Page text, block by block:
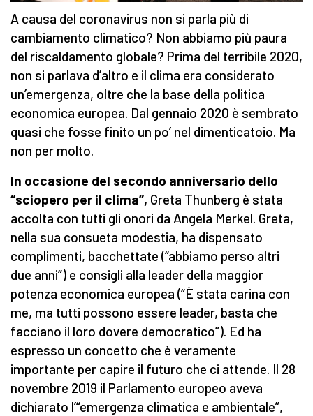
A causa del coronavirus non si parla più di
cambiamento climatico? Non abbiamo più paura
del riscaldamento globale? Prima del terribile 2020,
non si parlava d’altro e il clima era considerato
un’emergenza, oltre che la base della politica
economica europea. Dal gennaio 2020 è sembrato
quasi che fosse finito un po’ nel dimenticatoio. Ma
non per molto.
In occasione del secondo anniversario dello
“sciopero per il clima”, Greta Thunberg è stata
accolta con tutti gli onori da Angela Merkel. Greta,
nella sua consueta modestia, ha dispensato
complimenti, bacchettate (“abbiamo perso altri
due anni”) e consigli alla leader della maggior
potenza economica europea (“È stata carina con
me, ma tutti possono essere leader, basta che
facciano il loro dovere democratico”). Ed ha
espresso un concetto che è veramente
importante per capire il futuro che ci attende. Il 28
novembre 2019 il Parlamento europeo aveva
dichiarato l’“emergenza climatica e ambientale”,